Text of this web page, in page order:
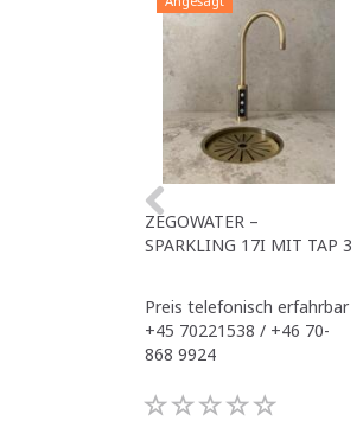
ZEGOWATER –
SPARKLING 17I MIT TAP 3
Preis telefonisch erfahrbar
+45 70221538 / +46 70-
868 9924